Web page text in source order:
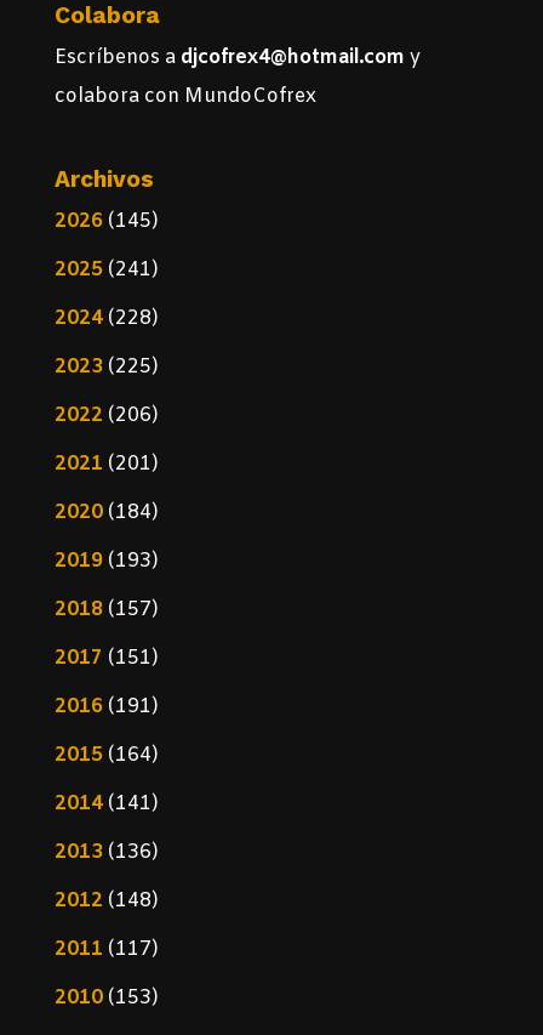
Colabora
Escríbenos a djcofrex4@hotmail.com y
colabora con MundoCofrex
Archivos
2026(145)
2025(241)
2024(228)
2023(225)
2022 (206)
2021 (201)
2020(184)
2019(193)
2018(157)
2017 (151)
2016(191)
2015(164)
2014(141)
2013(136)
2012 (148)
2011 (117)
2010(153)